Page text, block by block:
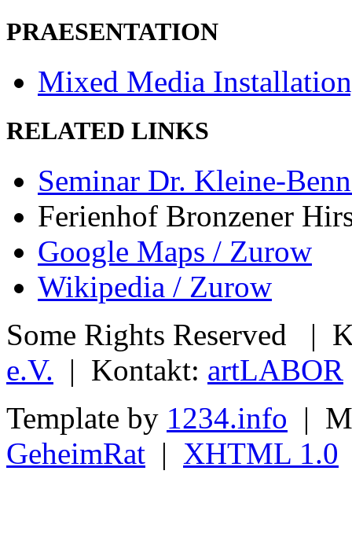
PRAESENTATION
Mixed Media
RELATED LINKS
Seminar Dr. Kleine-
Ferienhof Bronzener
Google Maps / Zurow
Wikipedia / Zurow
Some Rights Reserved |
e.V. | Kontakt: artLABOR
Template by 1234.info |
GeheimRat | XHTML 1.0